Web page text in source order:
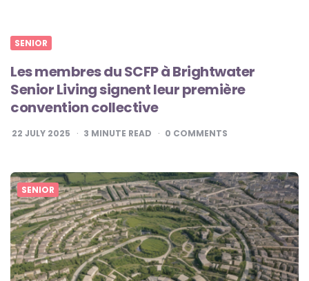
SENIOR
Les membres du SCFP à Brightwater
Senior Living signent leur première
convention collective
22 JULY 2025 3 MINUTE READ 0 COMMENTS
SENIOR